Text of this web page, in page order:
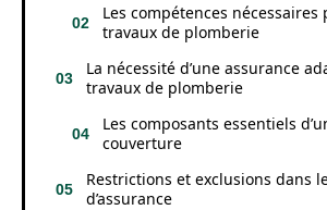
Les compétences nécessaires
travaux de plomberie
La nécessité d’une assurance
travaux de plomberie
Les composants essentiels
couverture
Restrictions et exclusions dans
d’assurance